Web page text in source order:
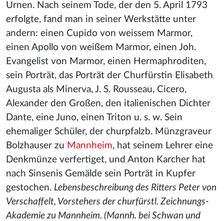
Urnen. Nach seinem Tode, der den 5. April 1793
erfolgte, fand man in seiner Werkstätte unter
andern: einen Cupido von weissem Marmor,
einen Apollo von weißem Marmor, einen Joh.
Evangelist von Marmor, einen Hermaphroditen,
sein Porträt, das Porträt der Churfürstin Elisabeth
Augusta als Minerva, J. S. Rousseau, Cicero,
Alexander den Großen, den italienischen Dichter
Dante, eine Juno, einen Triton u. s. w. Sein
ehemaliger Schüler, der churpfalzb. Münzgraveur
Bolzhauser zu Mannheim, hat seinem Lehrer eine
Denkmünze verfertiget, und Anton Karcher hat
nach Sinsenis Gemälde sein Porträt in Kupfer
gestochen. Lebensbeschreibung des Ritters Peter von
Verschaffelt, Vorstehers der churfürstl. Zeichnungs-
Akademie zu Mannheim. (Mannh. bei Schwan und